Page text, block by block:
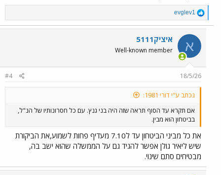
R
e
a
c
o
n
s
evglev1
א איציק5111
Well-known member
18/5/26
#4
נכתב ע"י דורי 1981:
אם תקרא עד הסוף תראה שזה היה בני גנץ. עם כל חסרונותיו של הנ"ל,
בביטחון הוא מבין.
את כל מביני הביטחון עד ל7.10 מעדיף פחות לשמוע,את הביקורת
שיש ליאיר גולן אפשר להגיד גם על הממשלה שהוא ישב בה,
מבטיחים סתם שינוי.